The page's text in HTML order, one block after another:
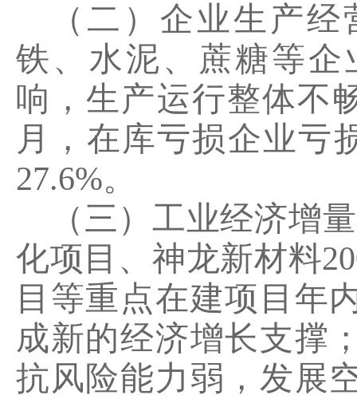
（二）企业生产
铁、水泥、蔗糖等
响，生产运行整体不
月，在库亏损企业亏
27.6%。
（三）工业经济增
化项目、神龙新材料
目等重点在建项目年
成新的经济增长支撑
抗风险能力弱，发展